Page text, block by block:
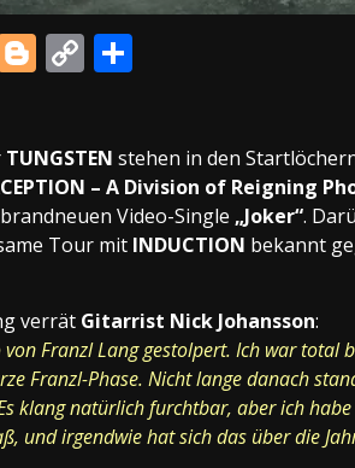
Blogger
Copy
TUNGSTEN stehen in den
– A Division of Reigning
Video-Single „Joker“.
Tour mit INDUCTION bekannt
verrät Gitarrist Nick Johansson:
Franzl Lang gestolpert. Ich war total
Franzl-Phase. Nicht lange danach
klang natürlich furchtbar, aber ich
und irgendwie hat sich das über die